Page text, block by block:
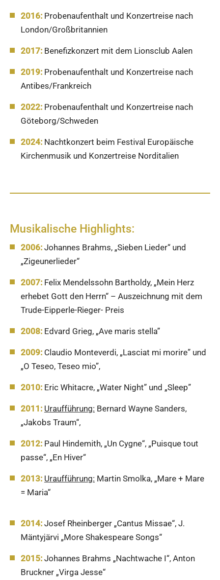
2016: Probenaufenthalt und Konzertreise nach
London/Großbritannien
2017: Benefizkonzert mit dem Lionsclub Aalen
2019: Probenaufenthalt und Konzertreise nach
Antibes/Frankreich
2022: Probenaufenthalt und Konzertreise nach
Göteborg/Schweden
2024: Nachtkonzert beim Festival Europäische
Kirchenmusik und Konzertreise Norditalien
Musikalische Highlights:
2006: Johannes Brahms, „Sieben Lieder“ und
„Zigeunerlieder“
2007: Felix Mendelssohn Bartholdy, „Mein Herz
erhebet Gott den Herrn“ – Auszeichnung mit dem
Trude-Eipperle-Rieger- Preis
2008: Edvard Grieg, „Ave maris stella”
2009: Claudio Monteverdi, „Lasciat mi morire” und
„O Teseo, Teseo mio”,
2010: Eric Whitacre, „Water Night” und „Sleep”
2011: Uraufführung: Bernard Wayne Sanders,
„Jakobs Traum“,
2012: Paul Hindemith, „Un Cygne“, „Puisque tout
passe“, „En Hiver“
2013: Uraufführung: Martin Smolka, „Mare + Mare
= Maria“
2014: Josef Rheinberger „Cantus Missae“, J.
Mäntyjärvi „More Shakespeare Songs“
2015: Johannes Brahms „Nachtwache I“, Anton
Bruckner „Virga Jesse“